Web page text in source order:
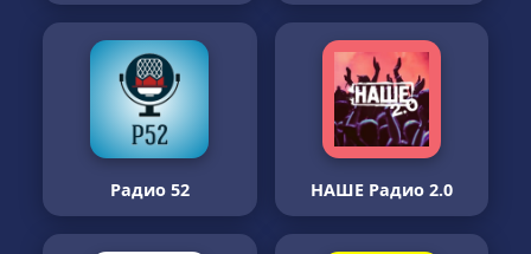
Радио 52 НАШЕ Радио 2.0